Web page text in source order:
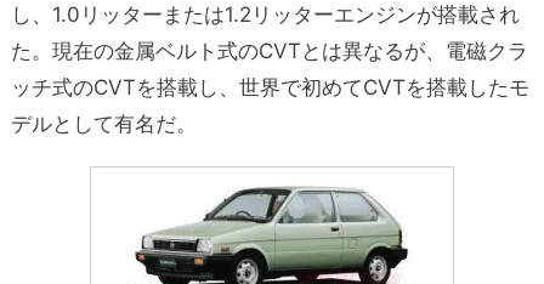
し、1.0リッターまたは1.2リッターエンジンが搭載され
た。現在の金属ベルト式のCVTとは異なるが、電磁クラ
ッチ式のCVTを搭載し、世界で初めてCVTを搭載したモ
デルとして有名だ。